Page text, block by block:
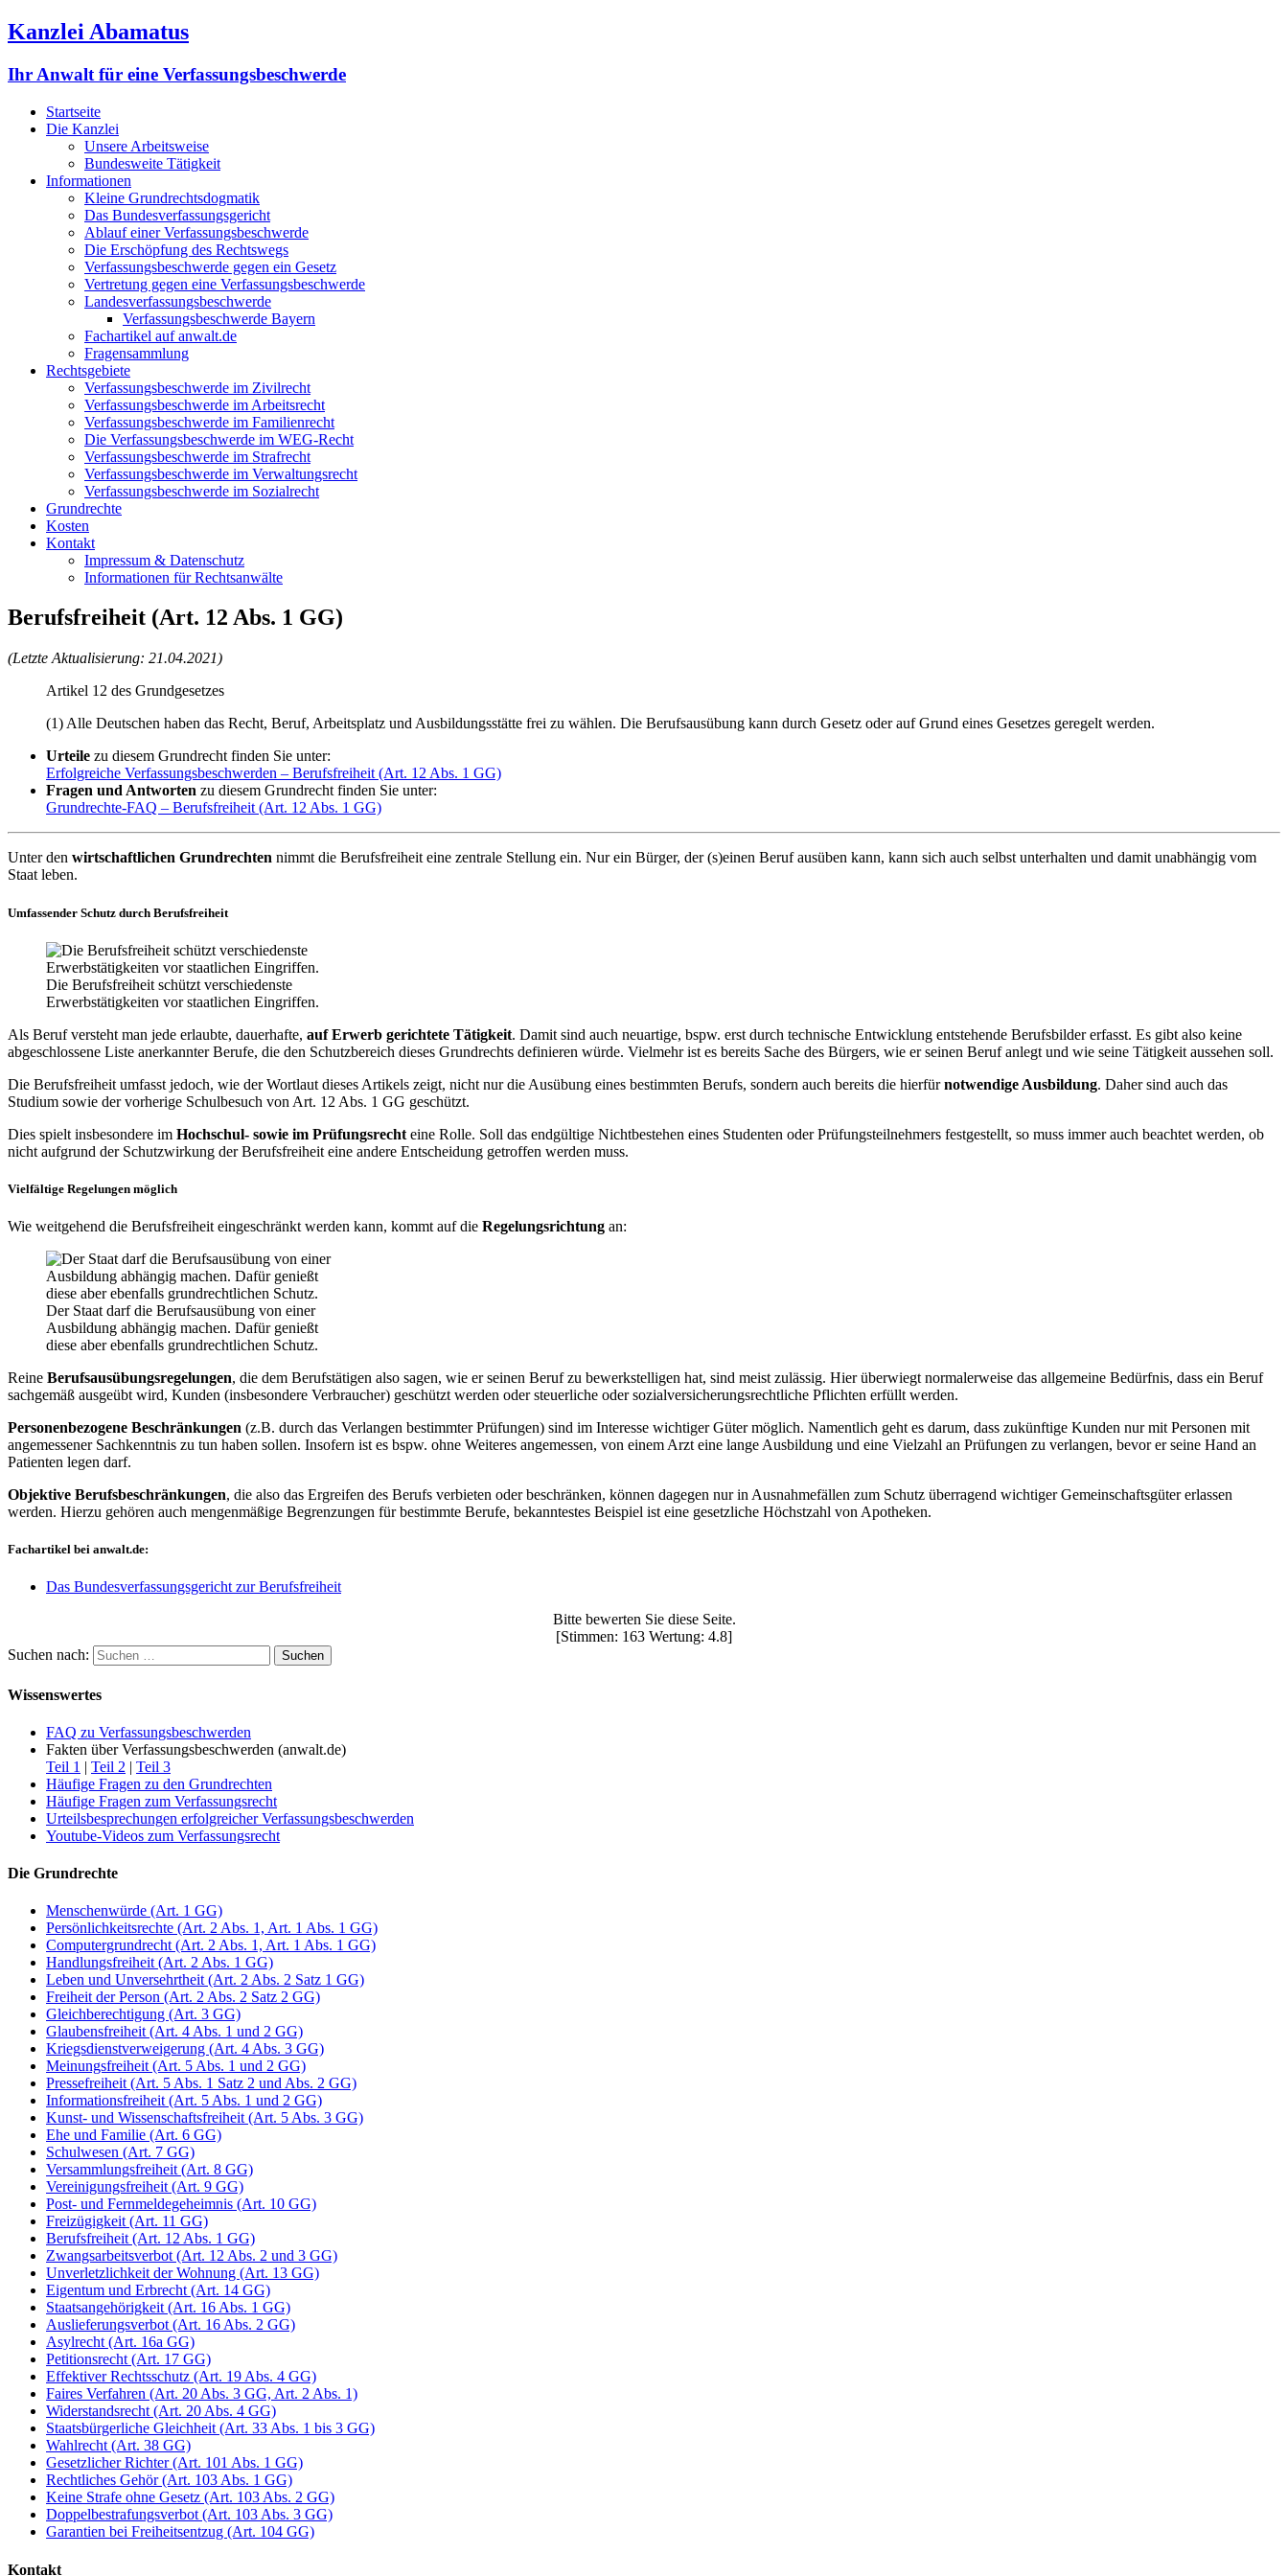
Kanzlei Abamatus
Ihr Anwalt für eine Verfassungsbeschwerde
Startseite
Die Kanzlei
Unsere Arbeitsweise
Bundesweite Tätigkeit
Informationen
Kleine Grundrechtsdogmatik
Das Bundesverfassungsgericht
Ablauf einer Verfassungsbeschwerde
Die Erschöpfung des Rechtswegs
Verfassungsbeschwerde gegen ein Gesetz
Vertretung gegen eine Verfassungsbeschwerde
Landesverfassungsbeschwerde
Verfassungsbeschwerde Bayern
Fachartikel auf anwalt.de
Fragensammlung
Rechtsgebiete
Verfassungsbeschwerde im Zivilrecht
Verfassungsbeschwerde im Arbeitsrecht
Verfassungsbeschwerde im Familienrecht
Die Verfassungsbeschwerde im WEG-Recht
Verfassungsbeschwerde im Strafrecht
Verfassungsbeschwerde im Verwaltungsrecht
Verfassungsbeschwerde im Sozialrecht
Grundrechte
Kosten
Kontakt
Impressum & Datenschutz
Informationen für Rechtsanwälte
Berufsfreiheit (Art. 12 Abs. 1 GG)
(Letzte Aktualisierung: 21.04.2021)
Artikel 12 des Grundgesetzes
(1) Alle Deutschen haben das Recht, Beruf, Arbeitsplatz und Ausbildungsstätte frei zu wählen. Die Berufsausübung kann durch Gesetz oder auf Grund eines Gesetzes geregelt werden.
Urteile zu diesem Grundrecht finden Sie unter:
Erfolgreiche Verfassungsbeschwerden – Berufsfreiheit (Art. 12 Abs. 1 GG)
Fragen und Antworten zu diesem Grundrecht finden Sie unter:
Grundrechte-FAQ – Berufsfreiheit (Art. 12 Abs. 1 GG)
Unter den wirtschaftlichen Grundrechten nimmt die Berufsfreiheit eine zentrale Stellung ein. Nur ein Bürger, der (s)einen Beruf ausüben kann, kann sich auch selbst unterhalten und damit unabhängig vom
Staat leben.
Umfassender Schutz durch Berufsfreiheit
Die Berufsfreiheit schützt verschiedenste
Erwerbstätigkeiten vor staatlichen Eingriffen.
Als Beruf versteht man jede erlaubte, dauerhafte, auf Erwerb gerichtete Tätigkeit. Damit sind auch neuartige, bspw. erst durch technische Entwicklung entstehende Berufsbilder erfasst. Es gibt also keine
abgeschlossene Liste anerkannter Berufe, die den Schutzbereich dieses Grundrechts definieren würde. Vielmehr ist es bereits Sache des Bürgers, wie er seinen Beruf anlegt und wie seine Tätigkeit aussehen soll.
Die Berufsfreiheit umfasst jedoch, wie der Wortlaut dieses Artikels zeigt, nicht nur die Ausübung eines bestimmten Berufs, sondern auch bereits die hierfürnotwendige Ausbildung. Daher sind auch das
Studium sowie der vorherige Schulbesuch von Art. 12 Abs. 1 GG geschützt.
Dies spielt insbesondere im Hochschul- sowie im Prüfungsrecht eine Rolle. Soll das endgültige Nichtbestehen eines Studenten oder Prüfungsteilnehmers festgestellt, so muss immer auch beachtet werden, ob
nicht aufgrund der Schutzwirkung der Berufsfreiheit eine andere Entscheidung getroffen werden muss.
Vielfältige Regelungen möglich
Wie weitgehend die Berufsfreiheit eingeschränkt werden kann, kommt auf die Regelungsrichtung an:
Der Staat darf die Berufsausübung von einer
Ausbildung abhängig machen. Dafür genießt
diese aber ebenfalls grundrechtlichen Schutz.
Reine Berufsausübungsregelungen, die dem Berufstätigen also sagen, wie er seinen Beruf zu bewerkstelligen hat, sind meist zulässig. Hier überwiegt normalerweise das allgemeine Bedürfnis, dass ein Beruf
sachgemäß ausgeübt wird, Kunden (insbesondere Verbraucher) geschützt werden oder steuerliche oder sozialversicherungsrechtliche Pflichten erfüllt werden.
Personenbezogene Beschränkungen (z.B. durch das Verlangen bestimmter Prüfungen) sind im Interesse wichtiger Güter möglich. Namentlich geht es darum, dass zukünftige Kunden nur mit Personen mit
angemessener Sachkenntnis zu tun haben sollen. Insofern ist es bspw. ohne Weiteres angemessen, von einem Arzt eine lange Ausbildung und eine Vielzahl an Prüfungen zu verlangen, bevor er seine Hand an
Patienten legen darf.
Objektive Berufsbeschränkungen, die also das Ergreifen des Berufs verbieten oder beschränken, können dagegen nur in Ausnahmefällen zum Schutz überragend wichtiger Gemeinschaftsgüter erlassen
werden. Hierzu gehören auch mengenmäßige Begrenzungen für bestimmte Berufe, bekanntestes Beispiel ist eine gesetzliche Höchstzahl von Apotheken.
Fachartikel bei anwalt.de:
Das Bundesverfassungsgericht zur Berufsfreiheit
Bitte bewerten Sie diese Seite.
[Stimmen: 163 Wertung: 4.8]
Suchen nach:
Wissenswertes
FAQ zu Verfassungsbeschwerden
Fakten über Verfassungsbeschwerden (anwalt.de)
Teil 1 | Teil 2 | Teil 3
Häufige Fragen zu den Grundrechten
Häufige Fragen zum Verfassungsrecht
Urteilsbesprechungen erfolgreicher Verfassungsbeschwerden
Youtube-Videos zum Verfassungsrecht
Die Grundrechte
Menschenwürde (Art. 1 GG)
Persönlichkeitsrechte (Art. 2 Abs. 1, Art. 1 Abs. 1 GG)
Computergrundrecht (Art. 2 Abs. 1, Art. 1 Abs. 1 GG)
Handlungsfreiheit (Art. 2 Abs. 1 GG)
Leben und Unversehrtheit (Art. 2 Abs. 2 Satz 1 GG)
Freiheit der Person (Art. 2 Abs. 2 Satz 2 GG)
Gleichberechtigung (Art. 3 GG)
Glaubensfreiheit (Art. 4 Abs. 1 und 2 GG)
Kriegsdienstverweigerung (Art. 4 Abs. 3 GG)
Meinungsfreiheit (Art. 5 Abs. 1 und 2 GG)
Pressefreiheit (Art. 5 Abs. 1 Satz 2 und Abs. 2 GG)
Informationsfreiheit (Art. 5 Abs. 1 und 2 GG)
Kunst- und Wissenschaftsfreiheit (Art. 5 Abs. 3 GG)
Ehe und Familie (Art. 6 GG)
Schulwesen (Art. 7 GG)
Versammlungsfreiheit (Art. 8 GG)
Vereinigungsfreiheit (Art. 9 GG)
Post- und Fernmeldegeheimnis (Art. 10 GG)
Freizügigkeit (Art. 11 GG)
Berufsfreiheit (Art. 12 Abs. 1 GG)
Zwangsarbeitsverbot (Art. 12 Abs. 2 und 3 GG)
Unverletzlichkeit der Wohnung (Art. 13 GG)
Eigentum und Erbrecht (Art. 14 GG)
Staatsangehörigkeit (Art. 16 Abs. 1 GG)
Auslieferungsverbot (Art. 16 Abs. 2 GG)
Asylrecht (Art. 16a GG)
Petitionsrecht (Art. 17 GG)
Effektiver Rechtsschutz (Art. 19 Abs. 4 GG)
Faires Verfahren (Art. 20 Abs. 3 GG, Art. 2 Abs. 1)
Widerstandsrecht (Art. 20 Abs. 4 GG)
Staatsbürgerliche Gleichheit (Art. 33 Abs. 1 bis 3 GG)
Wahlrecht (Art. 38 GG)
Gesetzlicher Richter (Art. 101 Abs. 1 GG)
Rechtliches Gehör (Art. 103 Abs. 1 GG)
Keine Strafe ohne Gesetz (Art. 103 Abs. 2 GG)
Doppelbestrafungsverbot (Art. 103 Abs. 3 GG)
Garantien bei Freiheitsentzug (Art. 104 GG)
Kontakt